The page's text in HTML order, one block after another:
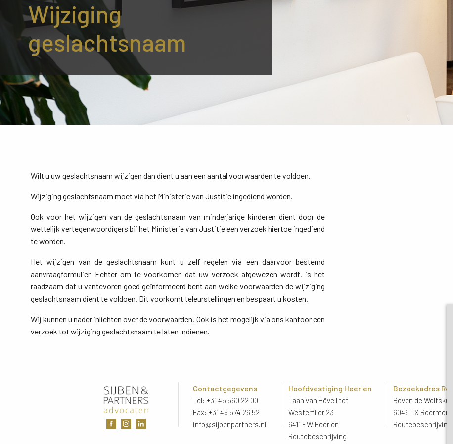
Wijziging
geslachtsnaam
Wilt u uw geslachtsnaam wijzigen dan dient u aan een aantal voorwaarden te voldoen.
Wijziging geslachtsnaam moet via het Ministerie van Justitie ingediend worden.
Ook voor het wijzigen van de geslachtsnaam van minderjarige kinderen dient door de
wettelijk vertegenwoordigers bij het Ministerie van Justitie een verzoek hiertoe ingediend
te worden.
Het wijzigen van de geslachtsnaam kunt u zelf regelen via een daarvoor bestemd
aanvraagformulier. Echter om te voorkomen dat uw verzoek afgewezen wordt, is het
raadzaam dat u vantevoren goed geïnformeerd bent aan welke voorwaarden de wijziging
geslachtsnaam dient te voldoen. Dit voorkomt teleurstellingen en bespaart u kosten.
Wij kunnen u nader inlichten over de voorwaarden. Ook is het mogelijk via ons kantoor een
verzoek tot wijziging geslachtsnaam te laten indienen.
Contactgegevens
Tel: +31 45 560 22 00
Fax: +31 45 574 26 52
info@sijbenpartners.nl
Hoofdvestiging Heerlen
Laan van Hövell tot
Westerflier 23
6411 EW Heerlen
Routebeschrijving
Bezoekadres
Boven de
6049 LX Roermond
Routebeschrijving